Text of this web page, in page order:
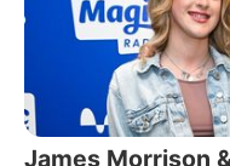
James Morrison